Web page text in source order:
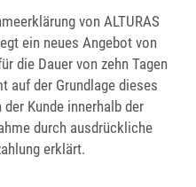
von ALTURAS
ein neues Angebot von
die Dauer von zehn Tagen
auf der Grundlage dieses
Kunde innerhalb der
durch ausdrückliche
erklärt.